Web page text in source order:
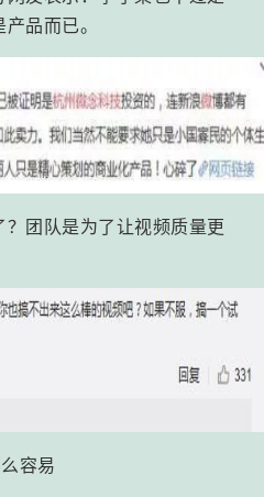
品而已。
团队是为了让视频质量更
容易